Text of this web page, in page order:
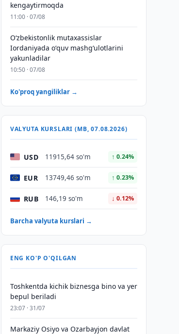
kengaytirmoqda
11:00 · 07/08
Oʻzbekistonlik mutaxassislar
Iordaniyada oʻquv mashgʻulotlarini
yakunladilar
10:50 · 07/08
Ko'proq yangiliklar →
VALYUTA KURSLARI (MB, 07.08.2026)
USD 11915,64 so'm ↑ 0.24%
EUR 13749,46 so'm ↑ 0.23%
RUB 146,19 so'm ↓ 0.12%
Barcha valyuta kurslari →
ENG KO'P O'QILGAN
Toshkentda kichik biznesga bino va yer
bepul beriladi
23:07 · 31/07
Markaziy Osiyo va Ozarbayjon davlat